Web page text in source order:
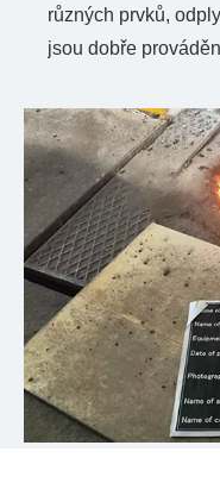
různých prvků,
jsou dobře